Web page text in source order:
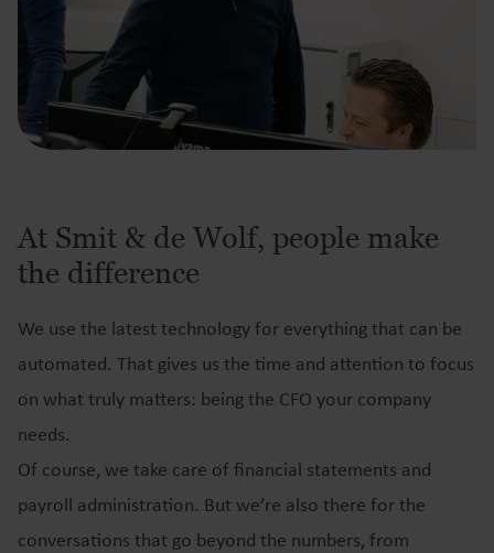
At Smit & de Wolf, people make
the difference
We use the latest technology for everything that can be
automated. That gives us the time and attention to focus
on what truly matters: being the CFO your company
needs.
Of course, we take care of financial statements and
payroll administration. But we’re also there for the
conversations that go beyond the numbers, from